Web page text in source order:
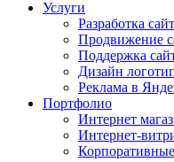
Услуги
Разработка
Продвижение
Поддержка
Дизайн
Реклама в
Портфолио
Интернет
Интернет-